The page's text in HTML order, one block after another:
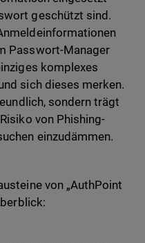
geschützt sind.
Passwort-Manager
komplexes
sich dieses merken.
sondern trägt
von Phishing-
einzudämmen.
von „AuthPoint